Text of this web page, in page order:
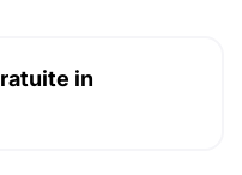
in